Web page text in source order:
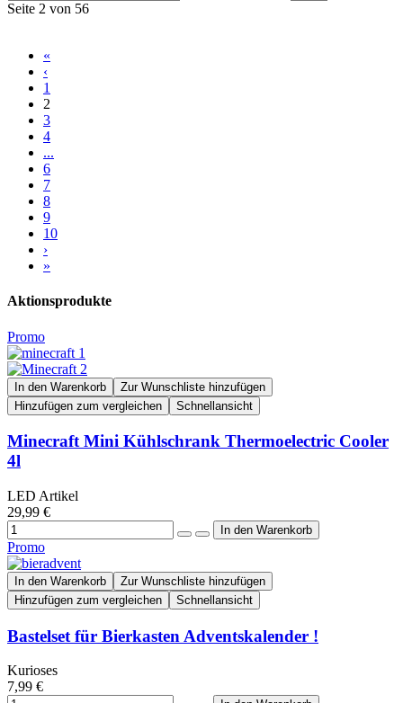
Seite 2 von 56
«
‹
1
2
3
4
...
6
7
8
9
10
›
»
Aktionsprodukte
Promo
In den Warenkorb
Zur Wunschliste hinzufügen
Hinzufügen zum vergleichen
Schnellansicht
Minecraft Mini Kühlschrank Thermoelectric Cooler
4l
LED Artikel
29,99 €
Promo
In den Warenkorb
Zur Wunschliste hinzufügen
Hinzufügen zum vergleichen
Schnellansicht
Bastelset für Bierkasten Adventskalender !
Kurioses
7,99 €